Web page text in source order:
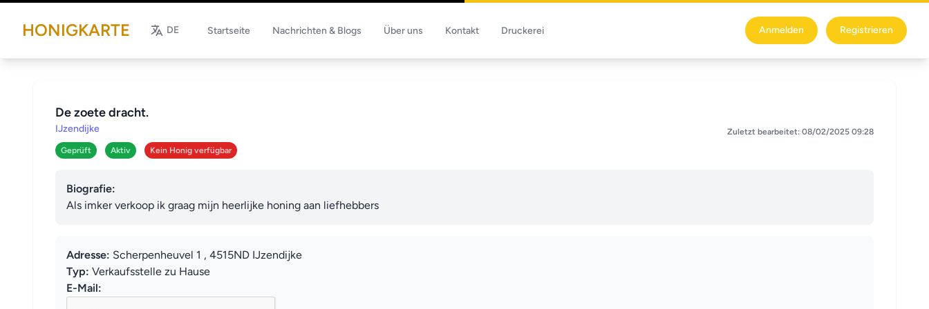
HONIGKARTE DE Startseite Nachrichten & Blogs Über uns Kontakt Druckerei Anmelden Registrieren
De zoete dracht.
IJzendijke
Geprüft Aktiv Kein Honig verfügbar
Zuletzt bearbeitet: 08/02/2025 09:28
Biografie:
Als imker verkoop ik graag mijn heerlijke honing aan liefhebbers
Adresse: Scherpenheuvel 1 , 4515ND IJzendijke
Typ: Verkaufsstelle zu Hause
E-Mail: